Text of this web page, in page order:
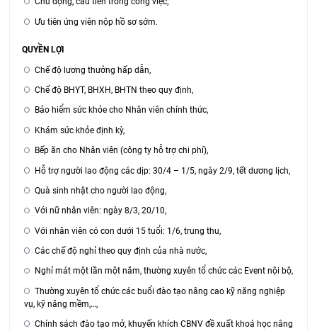
Ưu tiên ứng viên nộp hồ sơ sớm.
QUYỀN LỢI
Chế độ lương thưởng hấp dẫn,
Chế độ BHYT, BHXH, BHTN theo quy định,
Bảo hiểm sức khỏe cho Nhân viên chính thức,
Khám sức khỏe định kỳ,
Bếp ăn cho Nhân viên (công ty hỗ trợ chi phí),
Hỗ trợ người lao động các dịp: 30/4 – 1/5, ngày 2/9, tết dương lịch,
Quà sinh nhật cho người lao động,
Với nữ nhân viên: ngày 8/3, 20/10,
Với nhân viên có con dưới 15 tuổi: 1/6, trung thu,
Các chế độ nghỉ theo quy định của nhà nước,
Nghỉ mát một lần một năm, thường xuyên tổ chức các Event nội bộ,
Thường xuyên tổ chức các buổi đào tạo nâng cao kỹ năng nghiệp
vụ, kỹ năng mềm,…,
Chính sách đào tạo mở, khuyến khích CBNV đề xuất khoá học nâng